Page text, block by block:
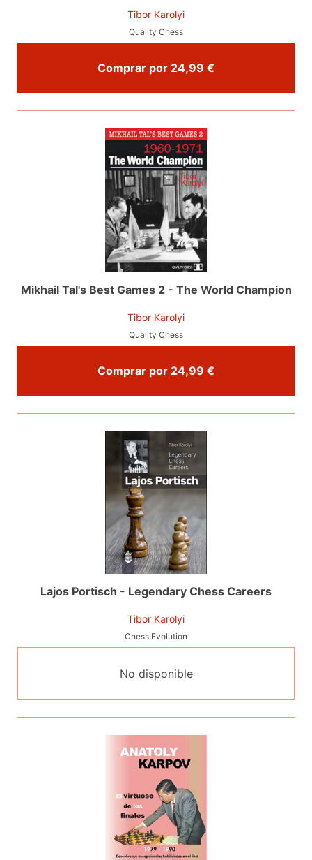
Tibor Karolyi
Quality Chess
Comprar por 24,99 €
Mikhail Tal's Best Games 2 - The World Champion
Tibor Karolyi
Quality Chess
Comprar por 24,99 €
Lajos Portisch - Legendary Chess Careers
Tibor Karolyi
Chess Evolution
No disponible